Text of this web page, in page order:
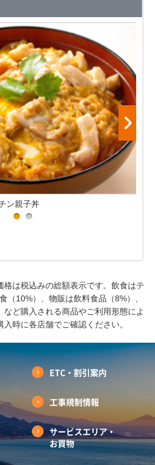
ン親子丼
は税込みの総額表示です。飲食はテ
（10%）、物販は飲料食品（8%）、
ど購入される商品やご利用形態によ
時に各店舗でご確認ください。
ETC・割引案内
工事規制情報
サービスエリア・
お買物